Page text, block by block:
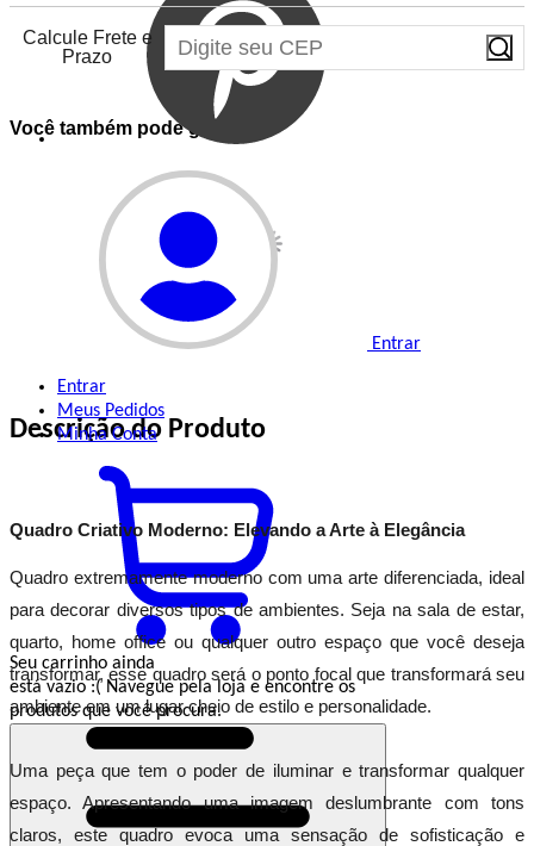
Entrar
Entrar
Meus Pedidos
MinhaConta
Seu carrinho ainda
está vazio :( Navegue pela loja e encontre os
produtos que você procura.
Calcule Frete e
Prazo
Você também pode gostar de
Descrição do Produto
Quadro Criativo Moderno: Elevando a Arte à Elegância
Quadro extremamente moderno com uma arte diferenciada, ideal
para decorar diversos tipos de ambientes. Seja na sala de estar,
quarto, home office ou qualquer outro espaço que você deseja
transformar, esse quadro será o ponto focal que transformará seu
ambiente em um lugar cheio de estilo e personalidade.
Uma peça que tem o poder de iluminar e transformar qualquer
espaço. Apresentando uma imagem deslumbrante com tons
claros, este quadro evoca uma sensação de sofisticação e